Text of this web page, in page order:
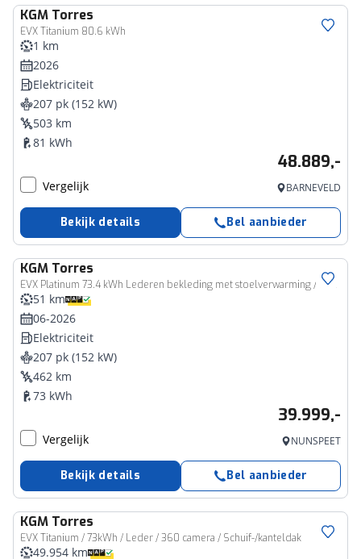
KGM Torres
EVX Titanium 80.6 kWh
1 km
2026
Elektriciteit
207 pk (152 kW)
503 km
81 kWh
48.889,-
Vergelijk BARNEVELD
Bekijk details Bel aanbieder
KGM Torres
EVX Platinum 73.4 kWh Lederen bekleding met stoelverwarming / Draadloze telefoonlader / 1500km trekgewicht
51 km
06-2026
Elektriciteit
207 pk (152 kW)
462 km
73 kWh
39.999,-
Vergelijk NUNSPEET
Bekijk details Bel aanbieder
KGM Torres
EVX Titanium / 73kWh / Leder / 360 camera / Schuif-/kanteldak
49.954 km